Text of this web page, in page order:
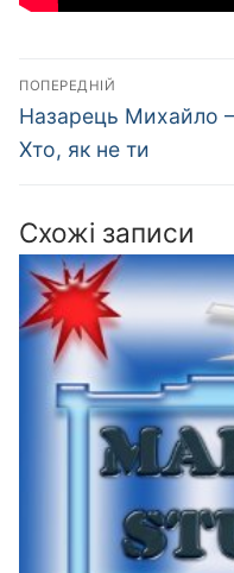
Навігація
записів
ПОПЕРЕДНІЙ
Попередній
запис:
Назарець Михайло –
Хто, як не ти
Схожі записи